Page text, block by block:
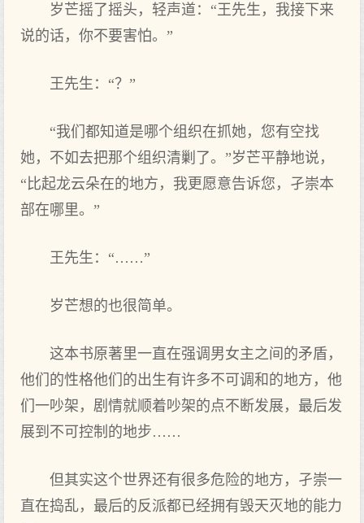
岁芒摇了摇头，轻声道：“王先生，我接下来
说的话，你不要害怕。”
王先生：“？”
“我们都知道是哪个组织在抓她，您有空找
她，不如去把那个组织清剿了。”岁芒平静地说，
“比起龙云朵在的地方，我更愿意告诉您，孑崇本
部在哪里。”
王先生：“……”
岁芒想的也很简单。
这本书原著里一直在强调男女主之间的矛盾，
他们的性格他们的出生有许多不可调和的地方，他
们一吵架，剧情就顺着吵架的点不断发展，最后发
展到不可控制的地步……
但其实这个世界还有很多危险的地方，孑崇一
直在捣乱，最后的反派都已经拥有毁天灭地的能力